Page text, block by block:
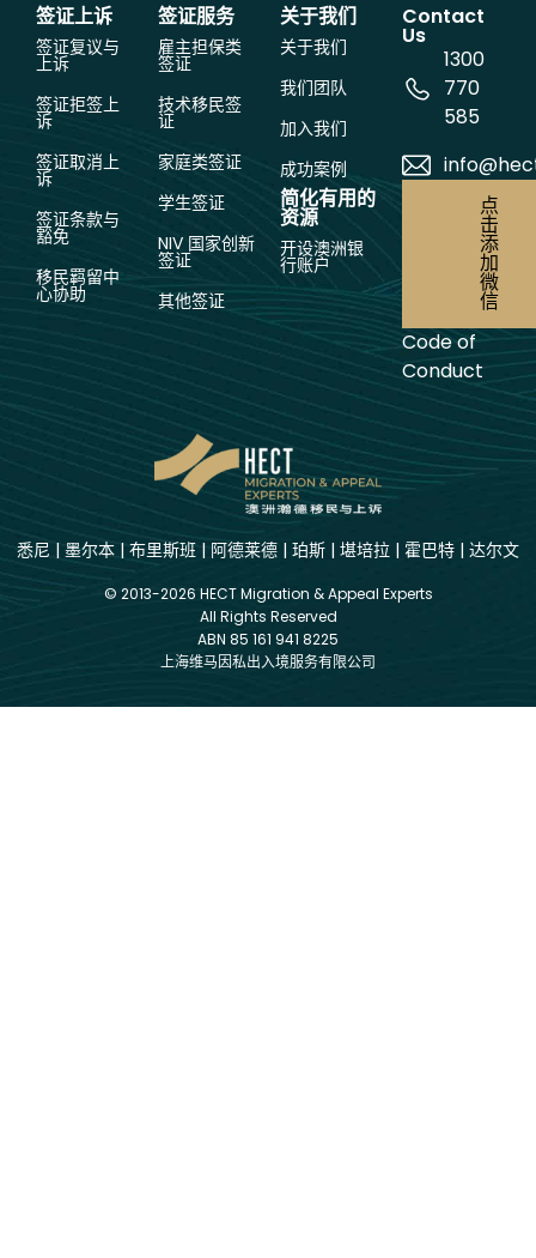
签证上诉
签证复议与
上诉
签证拒签上
诉
签证取消上
诉
签证条款与
豁免
移民羁留中
心协助
签证服务
雇主担保类
签证
技术移民签
证
家庭类签证
学生签证
NIV 国家创新
签证
其他签证
关于我们
关于我们
我们团队
加入我们
成功案例
简化有用的
资源
开设澳洲银
行账户
Contact
Us
1300
770
585
点
击
添
加
微
信
Code of
Conduct
悉尼 | 墨尔本 | 布里斯班 | 阿德莱德 | 珀斯 | 堪培拉 | 霍巴特 | 达尔文
© 2013-2026 HECT Migration & Appeal Experts
All Rights Reserved
ABN 85 161 941 8225
上海维马因私出入境服务有限公司